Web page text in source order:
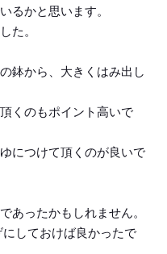
るかと思います。
た。
鉢から、大きくはみ出し
くのもポイント高いで
につけて頂くのが良いで
あったかもしれません。
しておけば良かったで